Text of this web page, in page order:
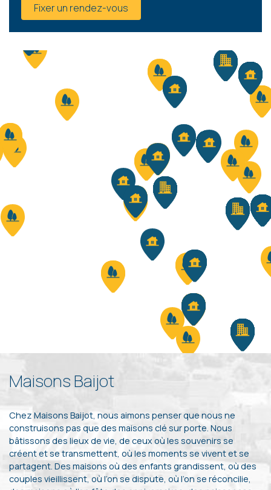
- 179 M²
5570 WINENNE
Fixer un rendez-vous
Maisons Baijot
Chez Maisons Baijot, nous aimons penser que nous ne
construisons pas que des maisons clé sur porte. Nous
bâtissons des lieux de vie, de ceux où les souvenirs se
créent et se transmettent, où les moments se vivent et se
partagent. Des maisons où des enfants grandissent, où des
couples vieillissent, où l’on se dispute, où l’on se réconcilie,